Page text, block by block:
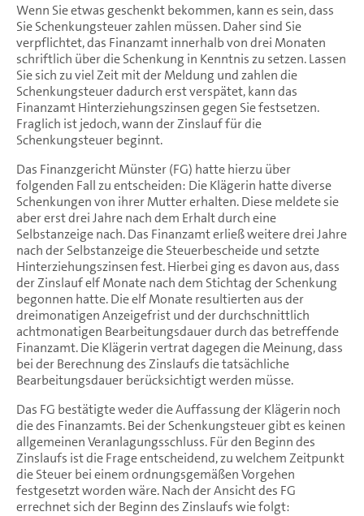
Wenn Sie etwas geschenkt bekommen, kann es sein, dass
Sie Schenkungsteuer zahlen müssen. Daher sind Sie
verpflichtet, das Finanzamt innerhalb von drei Monaten
schriftlich über die Schenkung in Kenntnis zu setzen. Lassen
Sie sich zu viel Zeit mit der Meldung und zahlen die
Schenkungsteuer dadurch erst verspätet, kann das
Finanzamt Hinterziehungszinsen gegen Sie festsetzen.
Fraglich ist jedoch, wann der Zinslauf für die
Schenkungsteuer beginnt.
Das Finanzgericht Münster (FG) hatte hierzu über
folgenden Fall zu entscheiden: Die Klägerin hatte diverse
Schenkungen von ihrer Mutter erhalten. Diese meldete sie
aber erst drei Jahre nach dem Erhalt durch eine
Selbstanzeige nach. Das Finanzamt erließ weitere drei Jahre
nach der Selbstanzeige die Steuerbescheide und setzte
Hinterziehungszinsen fest. Hierbei ging es davon aus, dass
der Zinslauf elf Monate nach dem Stichtag der Schenkung
begonnen hatte. Die elf Monate resultierten aus der
dreimonatigen Anzeigefrist und der durchschnittlich
achtmonatigen Bearbeitungsdauer durch das betreffende
Finanzamt. Die Klägerin vertrat dagegen die Meinung, dass
bei der Berechnung des Zinslaufs die tatsächliche
Bearbeitungsdauer berücksichtigt werden müsse.
Das FG bestätigte weder die Auffassung der Klägerin noch
die des Finanzamts. Bei der Schenkungsteuer gibt es keinen
allgemeinen Veranlagungsschluss. Für den Beginn des
Zinslaufs ist die Frage entscheidend, zu welchem Zeitpunkt
die Steuer bei einem ordnungsgemäßen Vorgehen
festgesetzt worden wäre. Nach der Ansicht des FG
errechnet sich der Beginn des Zinslaufs wie folgt: